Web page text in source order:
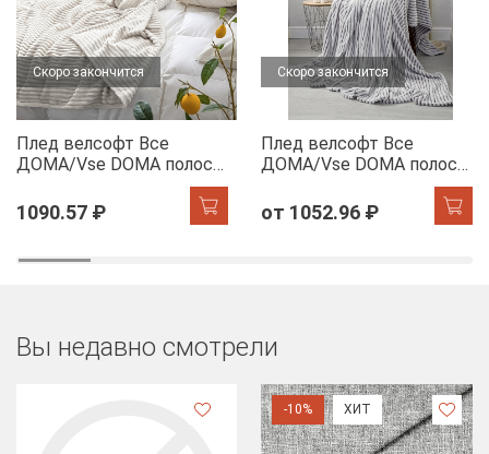
Скоро закончится
Плед велсофт Все
ДOMA/Vse DOMA полоса
1 см., цвет молочный,
ролик
1090.57 ₽
Скоро закончится
Плед велсофт Все
ДOMA/Vse DOMA полоса
1 см., цвет шиншилла,
ролик
от 1052.96 ₽
Вы недавно смотрели
-10% ХИТ